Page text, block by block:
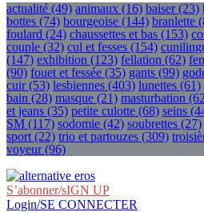
actualité (49) animaux (16) baiser(23)
bottes (74) bourgeoise (144) branlette
foulard (24) chaussettes et bas (153)
couple (32) cul et fesses (154)
(147) exhibition (123) fellation (62)
(90) fouet et fessée (35) gants (99)
cuir(53) lesbiennes (403) lunettes (61)
bain (28) masque (21) masturbation
et jeans (35) petite culotte (68) seins
SM (117) sodomie (42) soubrettes (27)
sport (22) trio et partouzes (309)
voyeur(96)
S’abonner/sIGN UP
Login/SE CONNECTER